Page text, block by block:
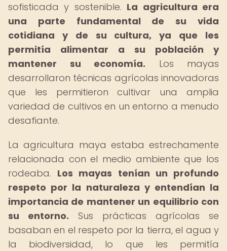
sofisticada y sostenible. La agricultura era
una parte fundamental de su vida
cotidiana y de su cultura, ya que les
permitía alimentar a su población y
mantener su economía. Los mayas
desarrollaron técnicas agrícolas innovadoras
que les permitieron cultivar una amplia
variedad de cultivos en un entorno a menudo
desafiante.
La agricultura maya estaba estrechamente
relacionada con el medio ambiente que los
rodeaba. Los mayas tenían un profundo
respeto por la naturaleza y entendían la
importancia de mantener un equilibrio con
su entorno. Sus prácticas agrícolas se
basaban en el respeto por la tierra, el agua y
la biodiversidad, lo que les permitía